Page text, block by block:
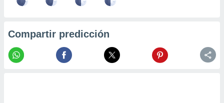
Compartir predicción